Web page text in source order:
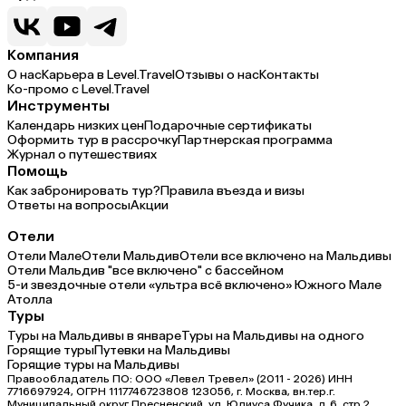
информации, туристический налог
был 6 $ с человека.
Компания
О насКарьера в Level.TravelОтзывы о насКонтакты
Ко-промо с Level.Travel
Инструменты
Календарь низких ценПодарочные сертификаты
Оформить тур в рассрочкуПартнерская программа
Журнал о путешествиях
Помощь
Как забронировать тур?Правила въезда и визы
Ответы на вопросыАкции
Отели
Отели МалеОтели МальдивОтели все включено на Мальдивы
Отели Мальдив "все включено" с бассейном
5-и звездочные отели «ультра всё включено» Южного Мале
Атолла
Туры
Туры на Мальдивы в январеТуры на Мальдивы на одного
Горящие турыПутевки на Мальдивы
Горящие туры на Мальдивы
Правообладатель ПО: ООО «Левел Тревел» (2011 - 2026) ИНН
7716697924, ОГРН 1117746723808 123056, г. Москва, вн.тер.г.